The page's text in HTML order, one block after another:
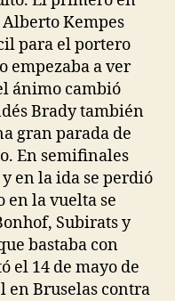
Kempes
para el portero
empezaba a ver
ánimo cambió
Brady también
gran parada de
En semifinales
en la ida se perdió
en la vuelta se
Subirats y
bastaba con
el 14 de mayo de
en Bruselas contra